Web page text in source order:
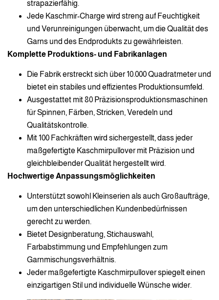
strapazierfähig.
Jede Kaschmir-Charge wird streng auf Feuchtigkeit
und Verunreinigungen überwacht, um die Qualität des
Garns und des Endprodukts zu gewährleisten.
Komplette Produktions- und Fabrikanlagen
Die Fabrik erstreckt sich über 10.000 Quadratmeter und
bietet ein stabiles und effizientes Produktionsumfeld.
Ausgestattet mit 80 Präzisionsproduktionsmaschinen
für Spinnen, Färben, Stricken, Veredeln und
Qualitätskontrolle.
Mit 100 Fachkräften wird sichergestellt, dass jeder
maßgefertigte Kaschmirpullover mit Präzision und
gleichbleibender Qualität hergestellt wird.
Hochwertige Anpassungsmöglichkeiten
Unterstützt sowohl Kleinserien als auch Großaufträge,
um den unterschiedlichen Kundenbedürfnissen
gerecht zu werden.
Bietet Designberatung, Stichauswahl,
Farbabstimmung und Empfehlungen zum
Garnmischungsverhältnis.
Jeder maßgefertigte Kaschmirpullover spiegelt einen
einzigartigen Stil und individuelle Wünsche wider.